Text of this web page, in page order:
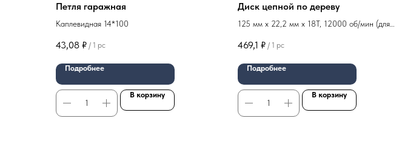
Петля гаражная
Каплевидная 14*100
43,08 ₽ / 1 pc
Подробнее
В корзину
Диск цепной по дереву
125 мм x 22,2 мм x 18T, 12000 об/мин (для
469,1 ₽ / 1 pc
Подробнее
В корзину